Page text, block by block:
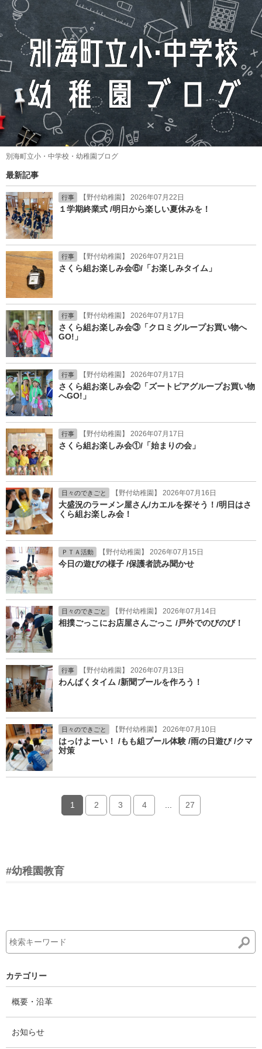
別海町立小・中学校・幼稚園ブログ
最新記事
行事 【野付幼稚園】 2026年07月22日
１学期終業式 /明日から楽しい夏休みを！
行事 【野付幼稚園】 2026年07月21日
さくら組お楽しみ会⑥/「お楽しみタイム」
行事 【野付幼稚園】 2026年07月17日
さくら組お楽しみ会③「クロミグループお買い物へ
GO!」
行事 【野付幼稚園】 2026年07月17日
さくら組お楽しみ会②「ズートピアグループお買い物
へGO!」
行事 【野付幼稚園】 2026年07月17日
さくら組お楽しみ会①/「始まりの会」
日々のできごと 【野付幼稚園】 2026年07月16日
大盛況のラーメン屋さん/カエルを探そう！/明日はさ
くら組お楽しみ会！
ＰＴＡ活動 【野付幼稚園】 2026年07月15日
今日の遊びの様子 /保護者読み聞かせ
日々のできごと 【野付幼稚園】 2026年07月14日
相撲ごっこにお店屋さんごっこ /戸外でのびのび！
行事 【野付幼稚園】 2026年07月13日
わんぱくタイム /新聞プールを作ろう！
日々のできごと 【野付幼稚園】 2026年07月10日
はっけよーい！ /もも組プール体験 /雨の日遊び /クマ
対策
1 2 3 4 27
#幼稚園教育
カテゴリー
概要・沿革
お知らせ